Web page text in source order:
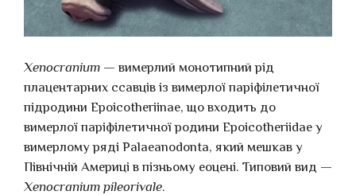
Xenocranium — вимерлий монотипний рід
плацентарних ссавців із вимерлої паріфілетичної
підродини Epoicotheriinae, що входить до
вимерлої паріфілетичної родини Epoicotheriidae у
вимерлому ряді Palaeanodonta, який мешкав у
Північній Америці в пізньому еоцені. Типовий вид —
Xenocranium pileorivale.